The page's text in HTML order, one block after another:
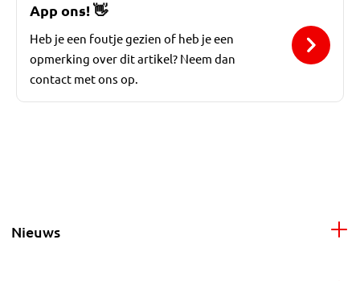
App ons!👋
Heb je een foutje gezien of heb je een
opmerking over dit artikel? Neem dan
contact met ons op.
Nieuws